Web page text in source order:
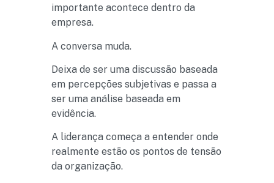
importante acontece dentro da
empresa.
A conversa muda.
Deixa de ser uma discussão baseada
em percepções subjetivas e passa a
ser uma análise baseada em
evidência.
A liderança começa a entender onde
realmente estão os pontos de tensão
da organização.